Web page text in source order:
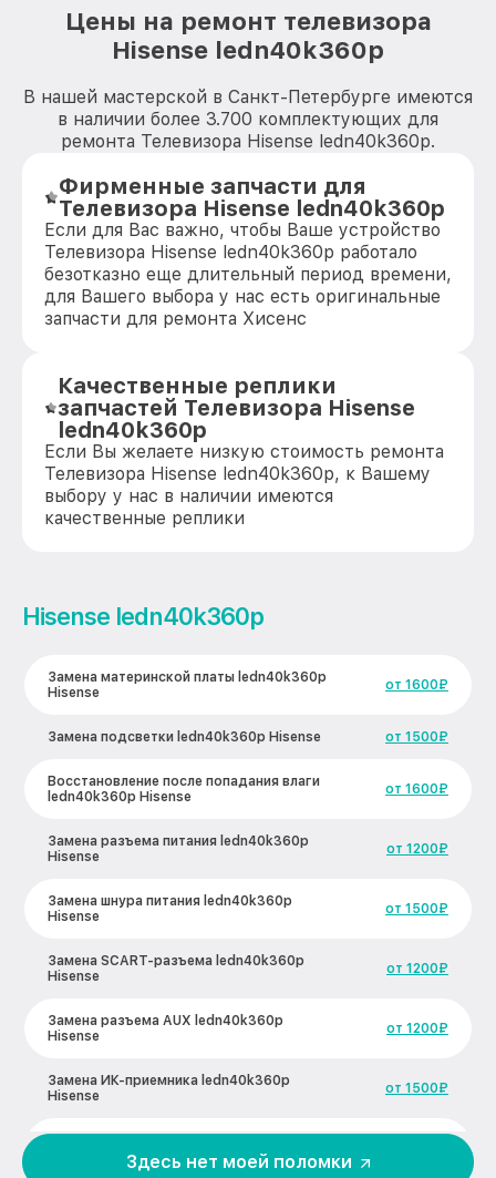
Цены на ремонт телевизора
Hisense ledn40k360p
В нашей мастерской в Санкт-Петербурге имеются
в наличии более 3.700 комплектующих для
ремонта Телевизора Hisense ledn40k360p.
Фирменные запчасти для
Телевизора Hisense ledn40k360p
Если для Вас важно, чтобы Ваше устройство
Телевизора Hisense ledn40k360p работало
безотказно еще длительный период времени,
для Вашего выбора у нас есть оригинальные
запчасти для ремонта Хисенс
Качественные реплики
запчастей Телевизора Hisense
ledn40k360p
Если Вы желаете низкую стоимость ремонта
Телевизора Hisense ledn40k360p, к Вашему
выбору у нас в наличии имеются
качественные реплики
Hisense ledn40k360p
Замена материнской платы ledn40k360p
Hisense
от 1600₽
Замена подсветки ledn40k360p Hisense от 1500₽
Восстановление после попадания влаги
ledn40k360p Hisense
от 1600₽
Замена разъема питания ledn40k360p
Hisense
от 1200₽
Замена шнура питания ledn40k360p
Hisense
от 1500₽
Замена SCART-разъема ledn40k360p
Hisense
от 1200₽
Замена разъема AUX ledn40k360p
Hisense
от 1200₽
Замена ИК-приемника ledn40k360p
Hisense
от 1500₽
Здесь нет моей поломки